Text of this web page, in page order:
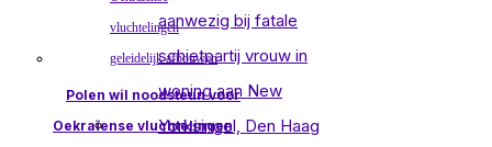
Polen wil noodsteun voor
Oekraïense vluchtelingen